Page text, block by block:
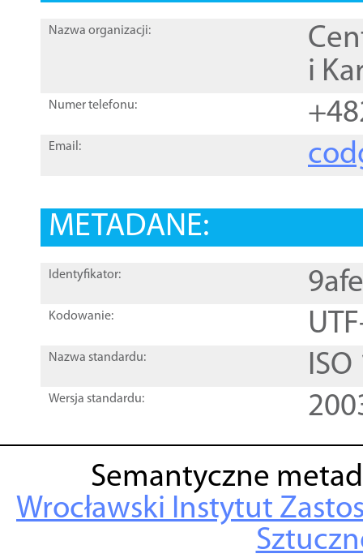
Nazwa organizacji:
i
Numer telefonu:
Email:
METADANE:
Identyfikator:
Kodowanie:
Nazwa standardu:
Wersja standardu:
Semantyczne
Wrocławski Instytut